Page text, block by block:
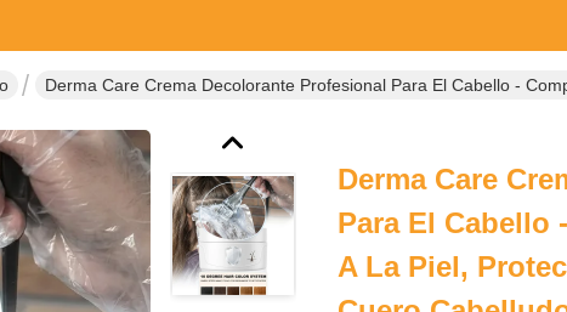
Derma Care Crema Decolorante Profesional Para El Cabello -
Derma Care
Para El
A La Piel,